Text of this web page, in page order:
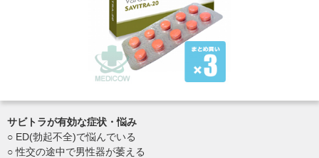
サビトラが有効な症状・悩み
○ ED(勃起不全)で悩んでいる
○ 性交の途中で男性器が萎える